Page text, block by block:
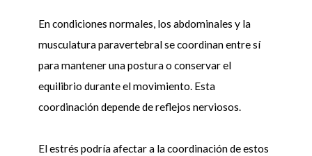
En condiciones normales, los abdominales y la
musculatura paravertebral se coordinan entre sí
para mantener una postura o conservar el
equilibrio durante el movimiento. Esta
coordinación depende de reflejos nerviosos.
El estrés podría afectar a la coordinación de estos